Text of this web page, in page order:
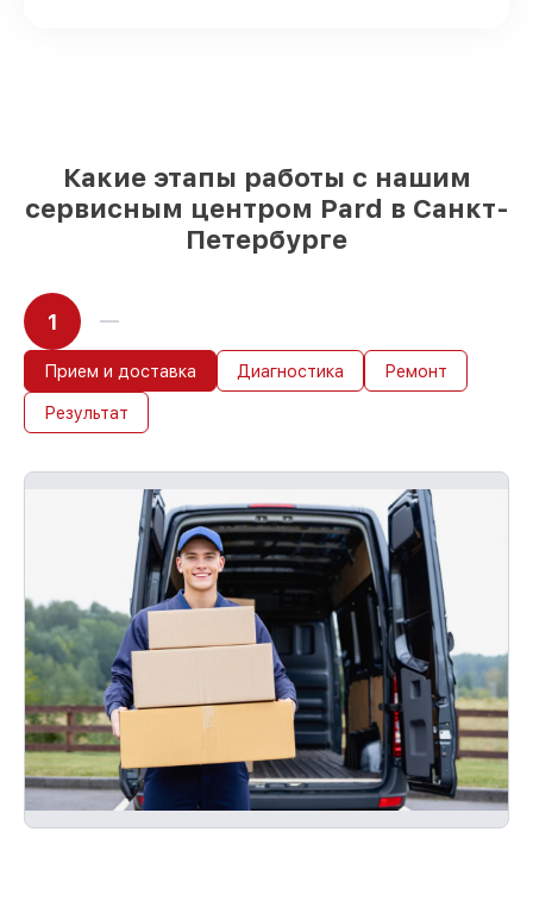
Какие этапы работы с нашим
сервисным центром Pard в Санкт-
Петербурге
1
Прием и доставка Диагностика Ремонт
Результат